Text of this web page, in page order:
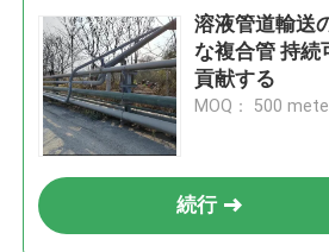
溶液管道輸送
な複合管 持続
貢献する
MOQ： 500
続行